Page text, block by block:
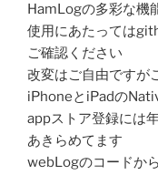
HamLogの多彩な機
使用にあたっては
ご確認ください
改変はご自由ですが
iPhoneとiPadの
appストア登録には
あきらめてます
webLogのコードか